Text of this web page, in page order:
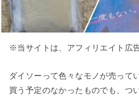
※当サイトは、アフィリエイト広
ダイソーって色々なモノが売って
買う予定のなかったものでも、つ